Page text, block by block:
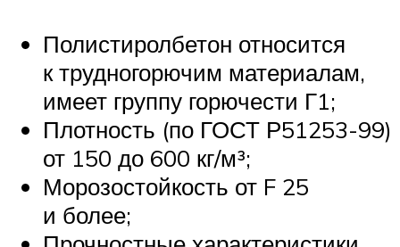
Полистиролбетон относится
к трудногорючим материалам,
имеет группу горючести Г1;
Плотность (по ГОСТ Р51253-99)
от 150 до 600 кг/м³;
Морозостойкость от F 25
и более;